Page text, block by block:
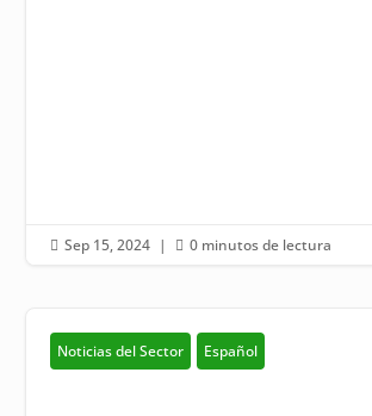
 Sep 15, 2024 |  0 minutos de lectura
Noticias del Sector Español